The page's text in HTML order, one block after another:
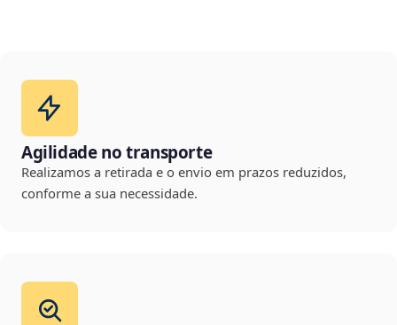
Agilidade no transporte
Realizamos a retirada e o envio em prazos reduzidos,
conforme a sua necessidade.